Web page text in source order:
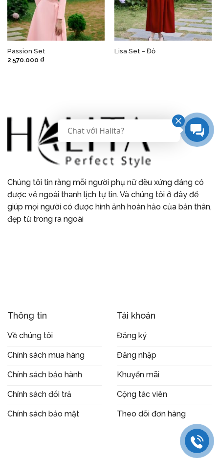
Passion Set
2.570.000 ₫
Lisa Set – Đỏ
Chúng tôi tin rằng mỗi người phụ nữ đều xứng đáng có
được vẻ ngoài thanh lịch tự tin. Và chúng tôi ở đây để
giúp mọi người có được hình ảnh hoàn hảo của bản thân,
đẹp từ trong ra ngoài
Thông tin
Về chúng tôi
Chính sách mua hàng
Chính sách bảo hành
Chính sách đổi trả
Chính sách bảo mật
Tài khoản
Đăng ký
Đăng nhập
Khuyến mãi
Cộng tác viên
Theo dõi đơn hàng
Chat với Halita?